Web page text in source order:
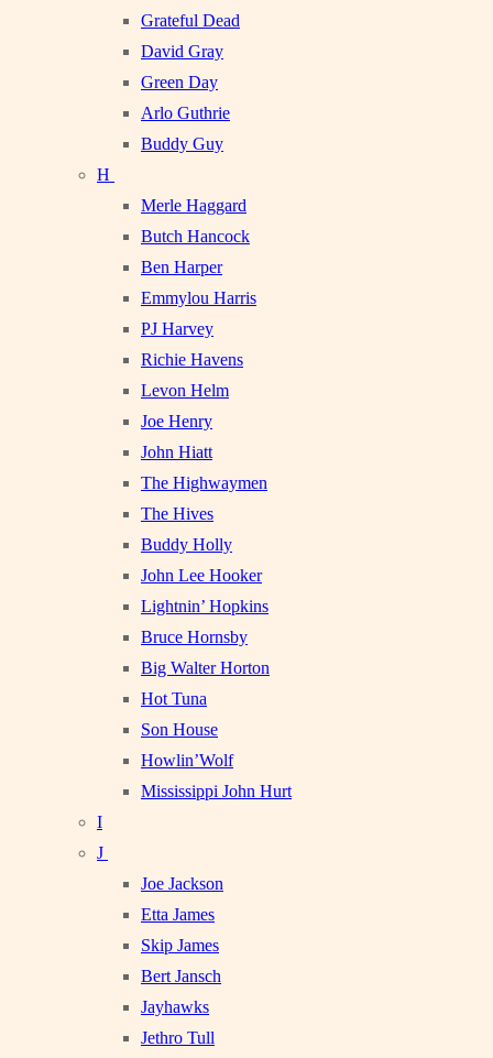
Grateful Dead
David Gray
Green Day
Arlo Guthrie
Buddy Guy
H
Merle Haggard
Butch Hancock
Ben Harper
Emmylou Harris
PJ Harvey
Richie Havens
Levon Helm
Joe Henry
John Hiatt
The Highwaymen
The Hives
Buddy Holly
John Lee Hooker
Lightnin’ Hopkins
Bruce Hornsby
Big Walter Horton
Hot Tuna
Son House
Howlin’Wolf
Mississippi John Hurt
I
J
Joe Jackson
Etta James
Skip James
Bert Jansch
Jayhawks
Jethro Tull